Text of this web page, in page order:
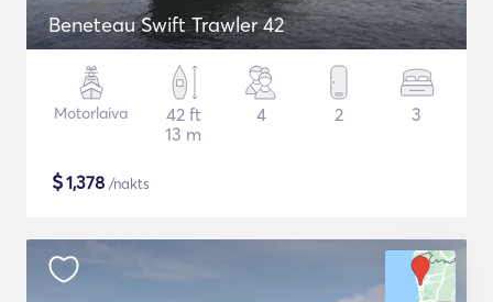
Beneteau Swift Trawler 42
Motorlaiva
42 ft
13 m
4 2 3
$1,378 /nakts